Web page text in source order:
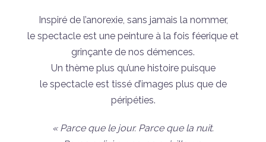
Inspiré de l’anorexie, sans jamais la nommer,
le spectacle est une peinture à la fois féerique et
grinçante de nos démences.
Un thème plus qu’une histoire puisque
le spectacle est tissé d’images plus que de
péripéties.
« Parce que le jour. Parce que la nuit.